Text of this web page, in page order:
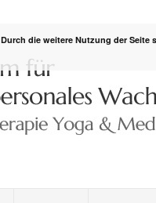
Durch die weitere Nutzung der